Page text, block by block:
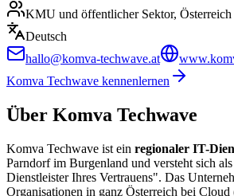
KMU und öffentlicher Sektor, Österreich
Deutsch
hallo@komva-techwave.at
Komva Techwave kennenlernen
Über Komva Techwave
Komva Techwave ist ein regionaler IT-
Parndorf im Burgenland und versteht sich
Dienstleister Ihres Vertrauens". Das
Organisationen in ganz Österreich bei